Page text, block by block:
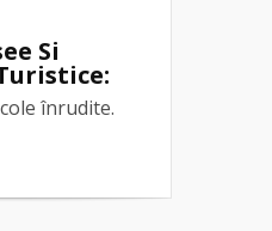
Si
înrudite.